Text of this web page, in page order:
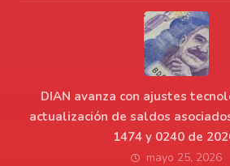
DIAN avanza con ajustes
actualización de saldos
1474 y 0240 de
mayo 25, 2026